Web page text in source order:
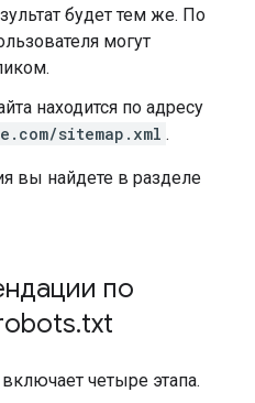
будет тем же. По
могут
находится по адресу
sitemap.xml .
вы найдете в разделе
по
.txt
четыре этапа.